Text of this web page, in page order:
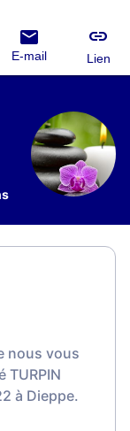
E-mail Lien
nous vous
TURPIN
à Dieppe.